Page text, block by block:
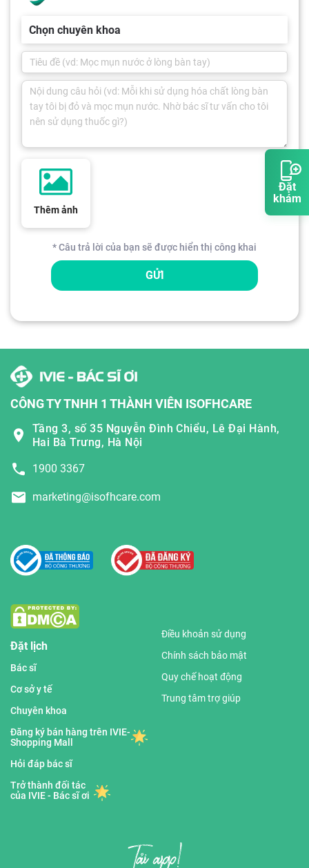
Đặt
khám
Chọn chuyên khoa
Thêm ảnh
* Câu trả lời của bạn sẽ được hiển thị công khai
GỬI
CÔNG TY TNHH 1 THÀNH VIÊN ISOFHCARE
Tầng 3, số 35 Nguyễn Đình Chiểu, Lê Đại Hành,
Hai Bà Trưng, Hà Nội
1900 3367
marketing@isofhcare.com
Đặt lịch
Bác sĩ
Cơ sở y tế
Chuyên khoa
Đăng ký bán hàng trên IVIE-
Shopping Mall
Hỏi đáp bác sĩ
Trở thành đối tác
của IVIE - Bác sĩ ơi
Điều khoản sử dụng
Chính sách bảo mật
Quy chế hoạt động
Trung tâm trợ giúp